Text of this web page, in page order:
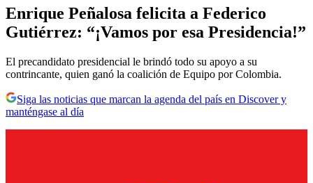
Enrique Peñalosa felicita a Federico
Gutiérrez: “¡Vamos por esa Presidencia!”
El precandidato presidencial le brindó todo su apoyo a su
contrincante, quien ganó la coalición de Equipo por Colombia.
Siga las noticias que marcan la agenda del país en Discover y
manténgase al día